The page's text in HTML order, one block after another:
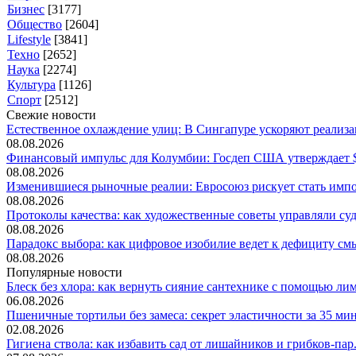
Бизнес [3177]
Общество [2604]
Lifestyle [3841]
Техно [2652]
Наука [2274]
Культура [1126]
Спорт [2512]
Свежие новости
Естественное охлаждение улиц: В Сингапуре ускоряют
08.08.2026
Финансовый импульс для Колумбии: Госдеп США утверждает
08.08.2026
Изменившиеся рыночные реалии: Евросоюз рискует стать
08.08.2026
Протоколы качества: как художественные советы управляли
08.08.2026
Парадокс выбора: как цифровое изобилие ведет к дефициту
08.08.2026
Популярные новости
Блеск без хлора: как вернуть сияние сантехнике с помощью
06.08.2026
Пшеничные тортильи без замеса: секрет эластичности за 35
02.08.2026
Гигиена ствола: как избавить сад от лишайников и грибков-